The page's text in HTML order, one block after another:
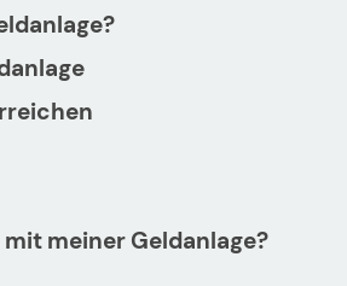
meiner Geldanlage?